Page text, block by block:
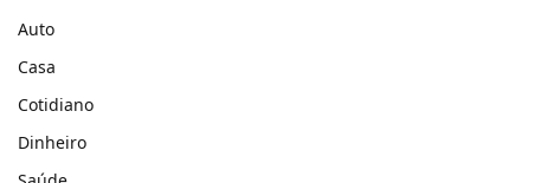
Auto
Casa
Cotidiano
Dinheiro